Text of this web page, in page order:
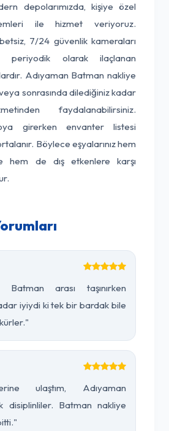
depolarımızda, kişiye özel
ile hizmet veriyoruz.
7/24 güvenlik kameraları
olarak ilaçlanan
Adıyaman Batman nakliye
sonrasında dilediğiniz kadar
faydalanabilirsiniz.
girerken envanter listesi
Böylece eşyalarınız hem
hem de dış etkenlere karşı
arası taşınırken
iyiydi ki tek bir bardak bile
ulaştım, Adıyaman
disiplinliler. Batman nakliye